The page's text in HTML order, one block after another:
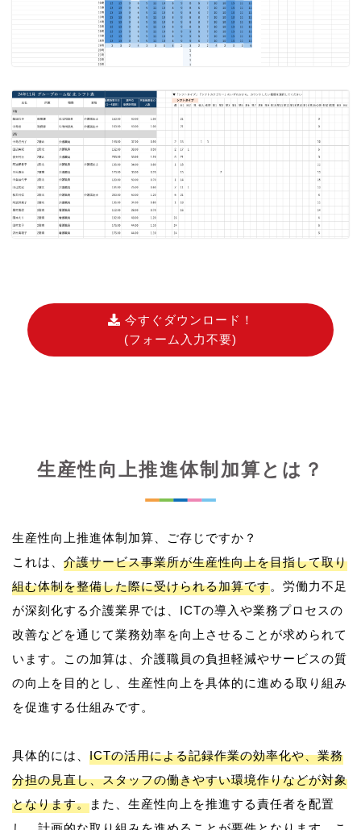
今すぐダウンロード！
(フォーム入力不要)
生産性向上推進体制加算とは？
生産性向上推進体制加算、ご存じですか？
これは、 介護サービス事業所が生産性向上を目指して取り
組む体制を整備した際に受けられる加算です。労働力不足
が深刻化する介護業界では、ICTの導入や業務プロセスの
改善などを通じて業務効率を向上させることが求められて
います。この加算は、介護職員の負担軽減やサービスの質
の向上を目的とし、生産性向上を具体的に進める取り組み
を促進する仕組みです。
具体的には、 ICTの活用による記録作業の効率化や、業務
分担の見直し、スタッフの働きやすい環境作りなどが対象
となります。また、生産性向上を推進する責任者を配置